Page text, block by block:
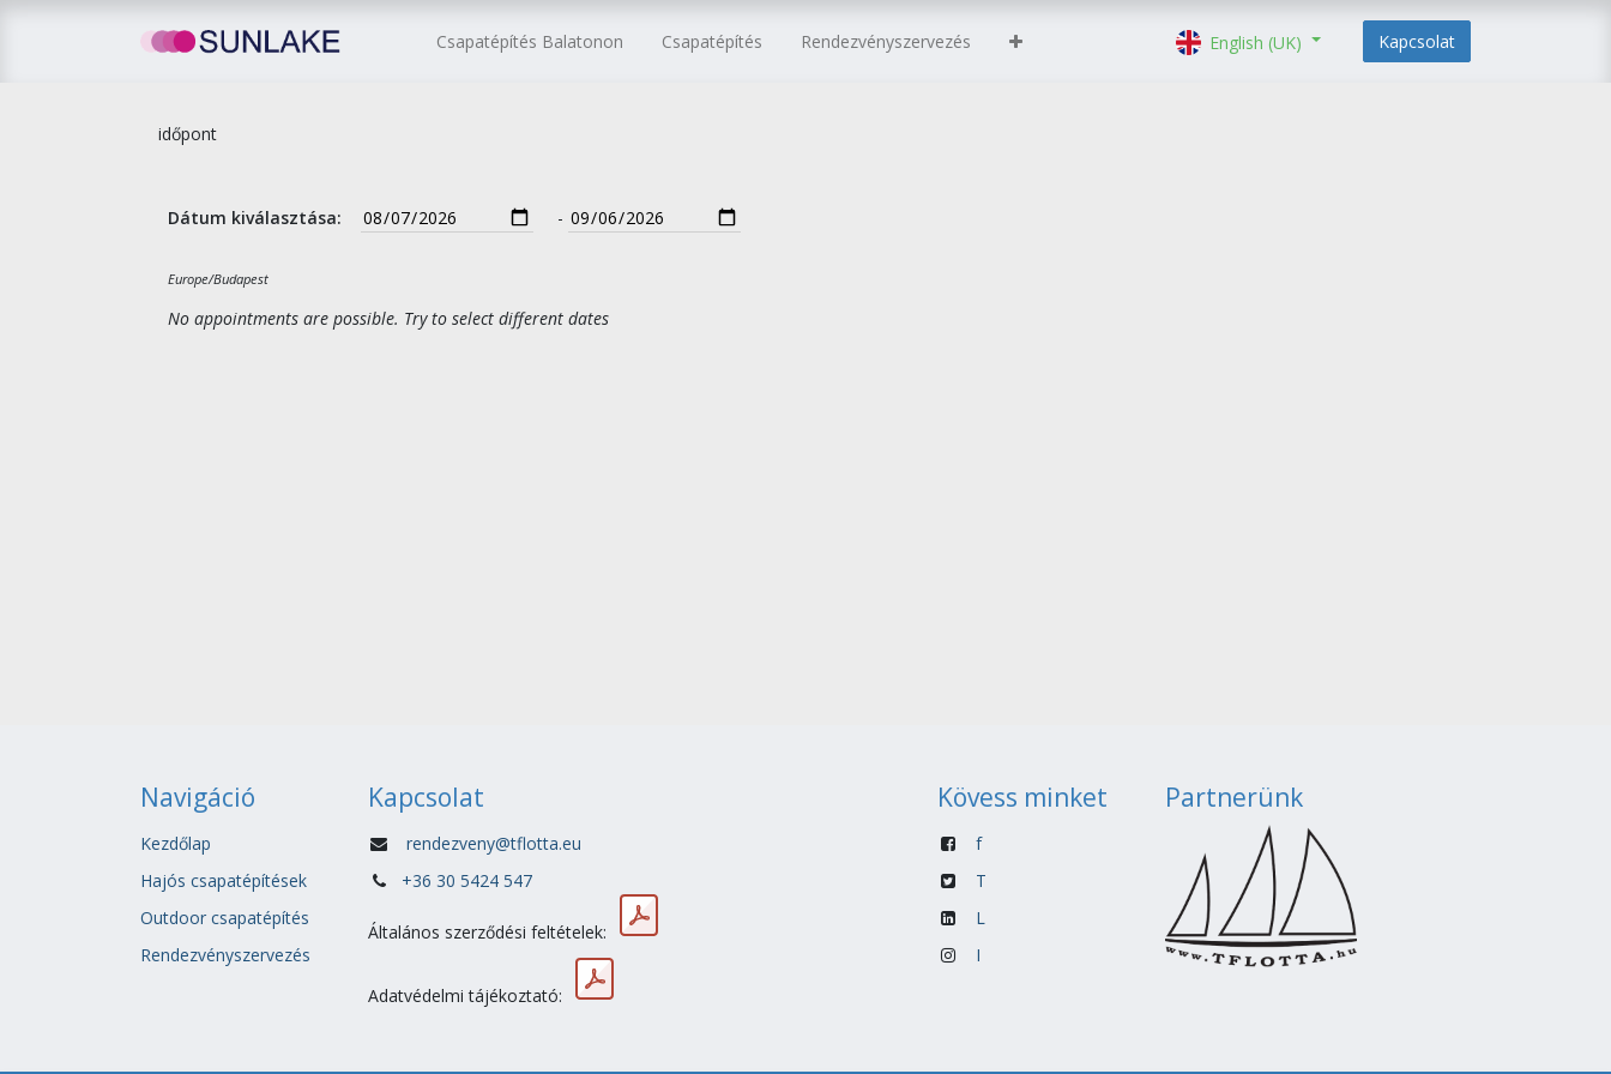
Csapatépítés Balatonon Csapatépítés Rendezvényszervezés English (UK) Kapcsolat
időpont
Dátum kiválasztása: -
Europe/Budapest
No appointments are possible. Try to select different dates
Navigáció
Kezdőlap
Hajós csapatépítések
Outdoor csapatépítés
Rendezvényszervezés
Kapcsolat
rendezveny@tflotta.eu
+36 30 5424 547
Általános szerződési feltételek:
Adatvédelmi tájékoztató:
Kövess minket
f
T
L
I
Partnerünk